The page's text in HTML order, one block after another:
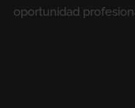
oportunidad